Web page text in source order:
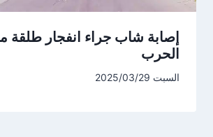
إصابة شاب جراء انفجار طلقة
الحرب
السبت 2025/03/29